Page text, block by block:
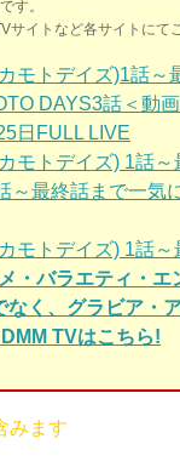
す。
イトなど各サイトにて
モトデイズ)1話～
DAYS3話＜動
日FULL LIVE
モトデイズ) 1話～
～最終話まで一気
モトデイズ) 1話～
・バラエティ・エ
なく、グラビア・
TVはこちら!
みます